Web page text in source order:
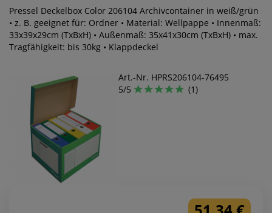
Pressel Deckelbox Color 206104 Archivcontainer in weiß/grün
• z. B. geeignet für: Ordner • Material: Wellpappe • Innenmaß:
33x39x29cm (TxBxH) • Außenmaß: 35x41x30cm (TxBxH) • max.
Tragfähigkeit: bis 30kg • Klappdeckel
Art.-Nr. HPRS206104-76495
5/5
(1)